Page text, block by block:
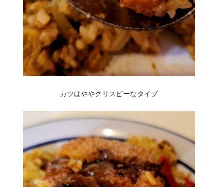
カツはややクリスピーなタイプ